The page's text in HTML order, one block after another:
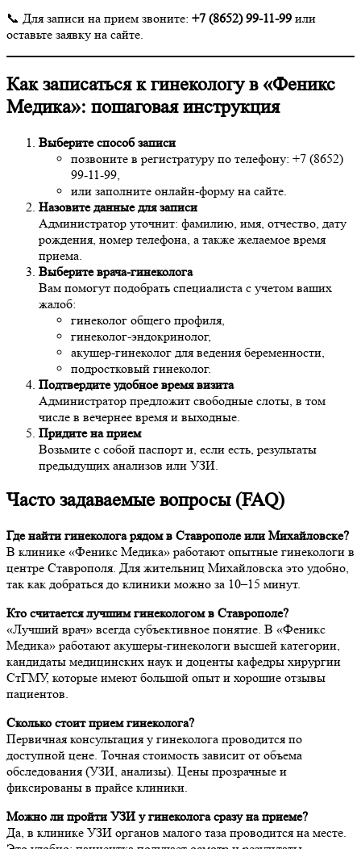
📞 Для записи на прием звоните: +7 (8652) 99-11-99 или
оставьте заявку на сайте.
Как записаться к гинекологу в «Феникс
Медика»: пошаговая инструкция
Выберите способ записи
позвоните в регистратуру по телефону: +7 (8652)
99-11-99,
или заполните онлайн-форму на сайте.
Назовите данные для записи
Администратор уточнит: фамилию, имя, отчество, дату
рождения, номер телефона, а также желаемое время
приема.
Выберите врача-гинеколога
Вам помогут подобрать специалиста с учетом ваших
жалоб:
гинеколог общего профиля,
гинеколог-эндокринолог,
акушер-гинеколог для ведения беременности,
подростковый гинеколог.
Подтвердите удобное время визита
Администратор предложит свободные слоты, в том
числе в вечернее время и выходные.
Придите на прием
Возьмите с собой паспорт и, если есть, результаты
предыдущих анализов или УЗИ.
Часто задаваемые вопросы (FAQ)
Где найти гинеколога рядом в Ставрополе или Михайловске?
В клинике «Феникс Медика» работают опытные гинекологи в
центре Ставрополя. Для жительниц Михайловска это удобно,
так как добраться до клиники можно за 10–15 минут.
Кто считается лучшим гинекологом в Ставрополе?
«Лучший врач» всегда субъективное понятие. В «Феникс
Медика» работают акушеры-гинекологи высшей категории,
кандидаты медицинских наук и доценты кафедры хирургии
СтГМУ, которые имеют большой опыт и хорошие отзывы
пациентов.
Сколько стоит прием гинеколога?
Первичная консультация у гинеколога проводится по
доступной цене. Точная стоимость зависит от объема
обследования (УЗИ, анализы). Цены прозрачные и
фиксированы в прайсе клиники.
Можно ли пройти УЗИ у гинеколога сразу на приеме?
Да, в клинике УЗИ органов малого таза проводится на месте.